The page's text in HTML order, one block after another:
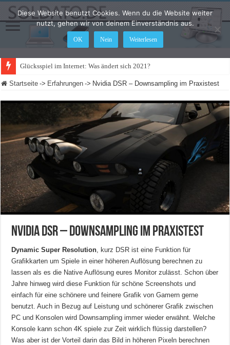
Glücksspiel im Internet: Was ändert sich 2021?
Startseite -> Erfahrungen -> Nvidia DSR – Downsampling im Praxistest
Nvidia DSR – Downsampling im Praxistest
Dynamic Super Resolution, kurz DSR ist eine Funktion für
Grafikkarten um Spiele in einer höheren Auflösung berechnen zu
lassen als es die Native Auflösung eures Monitor zulässt. Schon über
Jahre hinweg wird diese Funktion für schöne Screenshots und
einfach für eine schönere und feinere Grafik von Gamern gerne
benutzt. Auch in Bezug auf Leistung und schönerer Grafik zwischen
PC und Konsolen wird Downsampling immer wieder erwähnt. Welche
Konsole kann schon 4K spiele zur Zeit wirklich flüssig darstellen?
Was aber ist der Vorteil darin das Bild in höheren Pixeln berechnen
Diese Website benutzt Cookies. Wenn du die Website weiter
nutzt, gehen wir von deinem Einverständnis aus.
OK Nein Weiterlesen